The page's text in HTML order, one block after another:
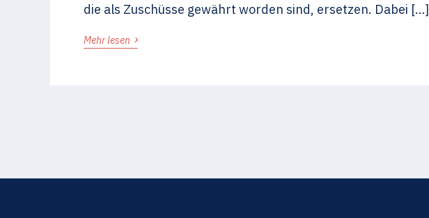
die als Zuschüsse gewährt worden sind, ersetzen. Dabei […]
Mehr lesen ›